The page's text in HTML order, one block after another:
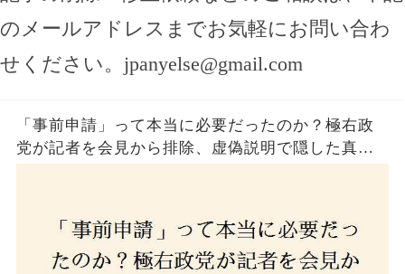
のメールアドレスまでお気軽にお問い合わ
せください。 jpanyelse@gmail.com
「事前申請」って本当に必要だったのか？極右政
党が記者を会見から排除、虚偽説明で隠した真実